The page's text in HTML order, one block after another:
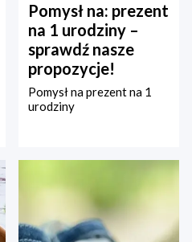
Pomysł na: prezent
na 1 urodziny –
sprawdź nasze
propozycje!
Pomysł na prezent na 1
urodziny